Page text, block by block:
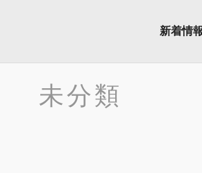
新着情
未分類